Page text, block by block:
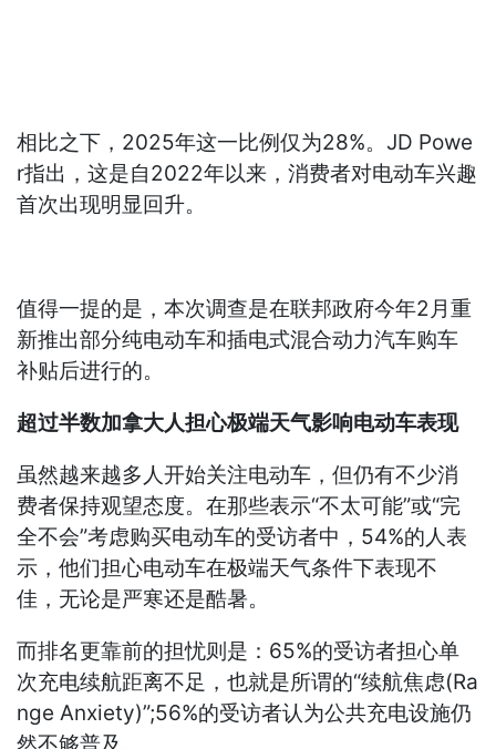
相比之下，2025年这一比例仅为28%。JD Powe
r指出，这是自2022年以来，消费者对电动车兴趣
首次出现明显回升。
值得一提的是，本次调查是在联邦政府今年2月重
新推出部分纯电动车和插电式混合动力汽车购车
补贴后进行的。
超过半数加拿大人担心极端天气影响电动车表现
虽然越来越多人开始关注电动车，但仍有不少消
费者保持观望态度。在那些表示“不太可能”或“完
全不会”考虑购买电动车的受访者中，54%的人表
示，他们担心电动车在极端天气条件下表现不
佳，无论是严寒还是酷暑。
而排名更靠前的担忧则是：65%的受访者担心单
次充电续航距离不足，也就是所谓的“续航焦虑(Ra
nge Anxiety)”;56%的受访者认为公共充电设施仍